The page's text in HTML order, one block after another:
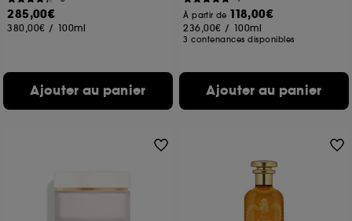
285,00€
380,00€ / 100ml
Ajouter au panier
À partir de 118,00€
236,00€ / 100ml
3 contenances disponibles
Ajouter au panier